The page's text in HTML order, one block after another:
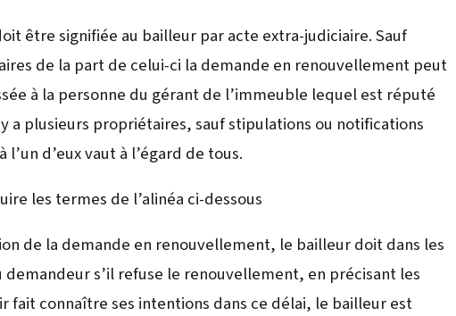
être signifiée au bailleur par acte extra-judiciaire. Sauf
de la part de celui-ci la demande en renouvellement peut
à la personne du gérant de l’immeuble lequel est réputé
a plusieurs propriétaires, sauf stipulations ou notifications
d’eux vaut à l’égard de tous.
les termes de l’alinéa ci-dessous
de la demande en renouvellement, le bailleur doit dans les
s’il refuse le renouvellement, en précisant les
fait connaître ses intentions dans ce délai, le bailleur est